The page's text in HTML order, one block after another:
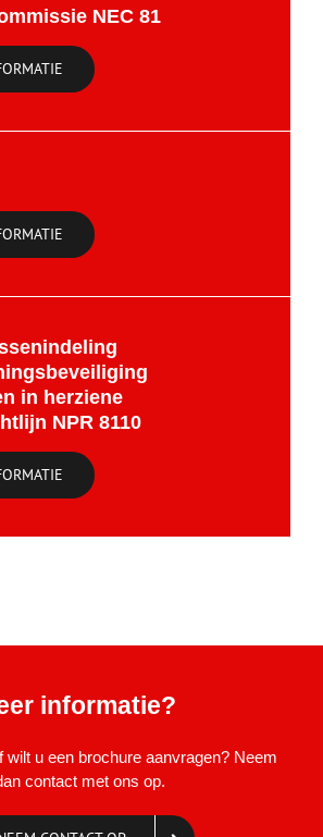
NEC 81
in herziene
NPR 8110
informatie?
wilt u een brochure aanvragen? Neem
contact met ons op.